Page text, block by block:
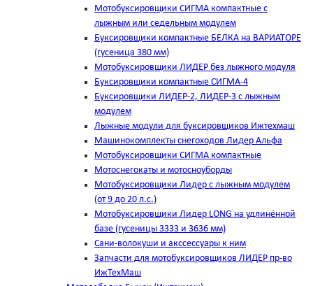
Мотобуксировщики СИГМА компактные с
лыжным или седельным модулем
Буксировщики компактные БЕЛКА на ВАРИАТОРЕ
(гусеница 380 мм)
Мотобуксировщики ЛИДЕР без лыжного модуля
Буксировщики компактные СИГМА-4
Буксировщики ЛИДЕР-2, ЛИДЕР-3 c лыжным
модулем
Лыжные модули для буксировщиков Ижтехмаш
Машинокомплекты снегоходов Лидер Альфа
Мотобуксировщики СИГМА компактные
Мотоснегокаты и мотосноуборды
Мотобуксировщики Лидер с лыжным модулем
(от 9 до 20 л.с.)
Мотобуксировщики Лидер LONG на удлинённой
базе (гусеницы 3333 и 3636 мм)
Сани-волокуши и акссессуары к ним
Запчасти для мотобуксировщиков ЛИДЕР пр-во
ИжТехМаш